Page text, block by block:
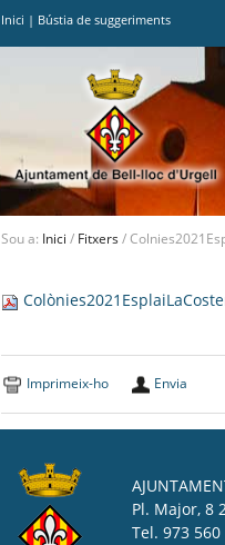
Inici | Bústia de suggeriments
Sou a: Inici / Fitxers/
Imprimeix-ho Envia
Pl. Major, 8
Tel. 973 560